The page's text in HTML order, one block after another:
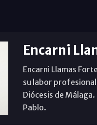
Encarni
Encarni Llamas
su labor profesional
Diócesis de Málaga.
Pablo.